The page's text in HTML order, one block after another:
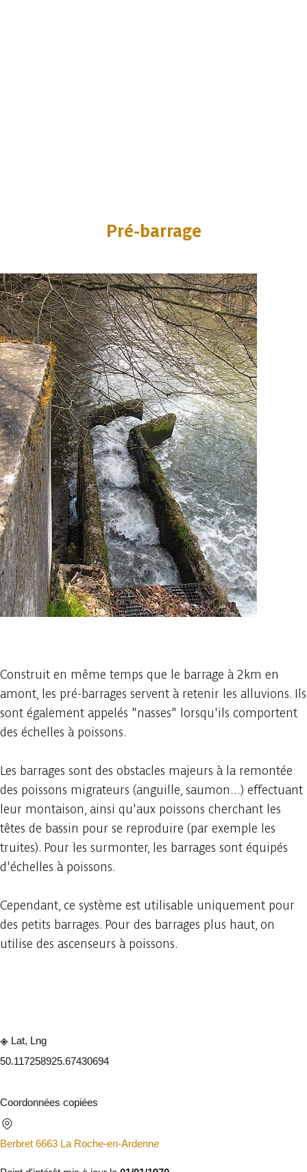
Pré-barrage
Construit en même temps que le barrage à 2km en
amont, les pré-barrages servent à retenir les alluvions. Ils
sont également appelés "nasses" lorsqu'ils comportent
des échelles à poissons.
Les barrages sont des obstacles majeurs à la remontée
des poissons migrateurs (anguille, saumon...) effectuant
leur montaison, ainsi qu'aux poissons cherchant les
têtes de bassin pour se reproduire (par exemple les
truites). Pour les surmonter, les barrages sont équipés
d'échelles à poissons.
Cependant, ce système est utilisable uniquement pour
des petits barrages. Pour des barrages plus haut, on
utilise des ascenseurs à poissons.
Lat, Lng
50.117258925.67430694
Coordonnées copiées
Berbret 6663 La Roche-en-Ardenne